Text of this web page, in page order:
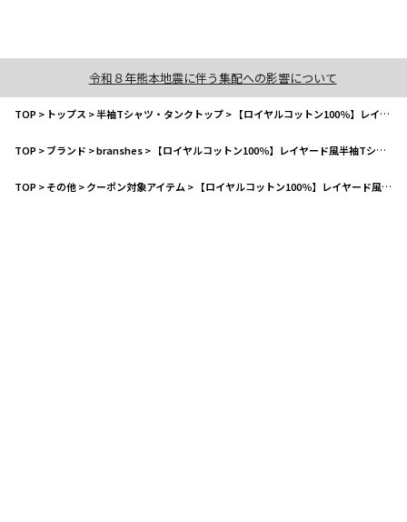
令和８年熊本地震に伴う集配への影響について
TOP> トップス >半袖Tシャツ・タンクトップ> 【ロイヤルコットン100％】レイヤード風半袖Tシャツ
TOP>ブランド >branshes> 【ロイヤルコットン100％】レイヤード風半袖Tシャツ
TOP>その他>クーポン対象アイテム > 【ロイヤルコットン100％】レイヤード風半袖Tシャツ